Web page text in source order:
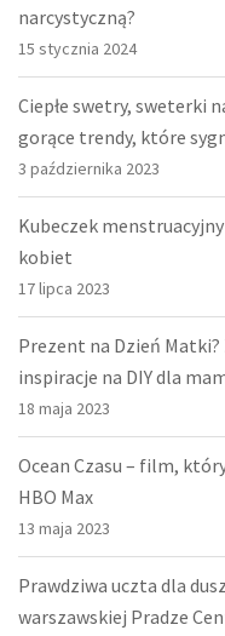
narcystyczną?
15 stycznia 2024
Ciepłe swetry, sweterki
gorące trendy, które
3 października 2023
Kubeczek
kobiet
17 lipca 2023
Prezent na Dzień Matki?
inspiracje na DIY dla
18 maja 2023
Ocean Czasu – film,
HBO Max
13 maja 2023
Prawdziwa uczta dla
warszawskiej Pradze